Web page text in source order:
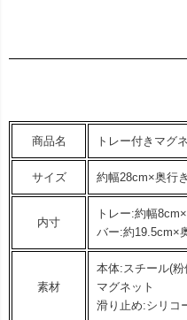
商品名 トレー付きマグ
サイズ 約幅28cm×奥行
内寸
トレー:約幅
バー:約19.5cm×
素材
本体:スチール(粉
マグネット
滑り止め:シリコ